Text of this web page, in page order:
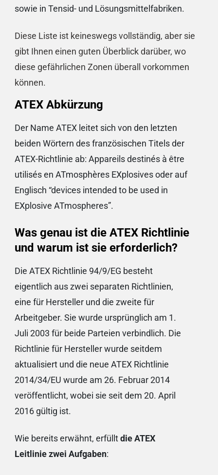
sowie in Tensid- und Lösungsmittelfabriken.
Diese Liste ist keineswegs vollständig, aber sie
gibt Ihnen einen guten Überblick darüber, wo
diese gefährlichen Zonen überall vorkommen
können.
ATEX Abkürzung
Der Name ATEX leitet sich von den letzten
beiden Wörtern des französischen Titels der
ATEX-Richtlinie ab: Appareils destinés à être
utilisés en ATmosphères EXplosives oder auf
Englisch “devices intended to be used in
EXplosive ATmospheres”.
Was genau ist die ATEX Richtlinie
und warum ist sie erforderlich?
Die ATEX Richtlinie 94/9/EG besteht
eigentlich aus zwei separaten Richtlinien,
eine für Hersteller und die zweite für
Arbeitgeber. Sie wurde ursprünglich am 1.
Juli 2003 für beide Parteien verbindlich. Die
Richtlinie für Hersteller wurde seitdem
aktualisiert und die neue ATEX Richtlinie
2014/34/EU wurde am 26. Februar 2014
veröffentlicht, wobei sie seit dem 20. April
2016 gültig ist.
Wie bereits erwähnt, erfülltdie ATEX
Leitlinie zwei Aufgaben: